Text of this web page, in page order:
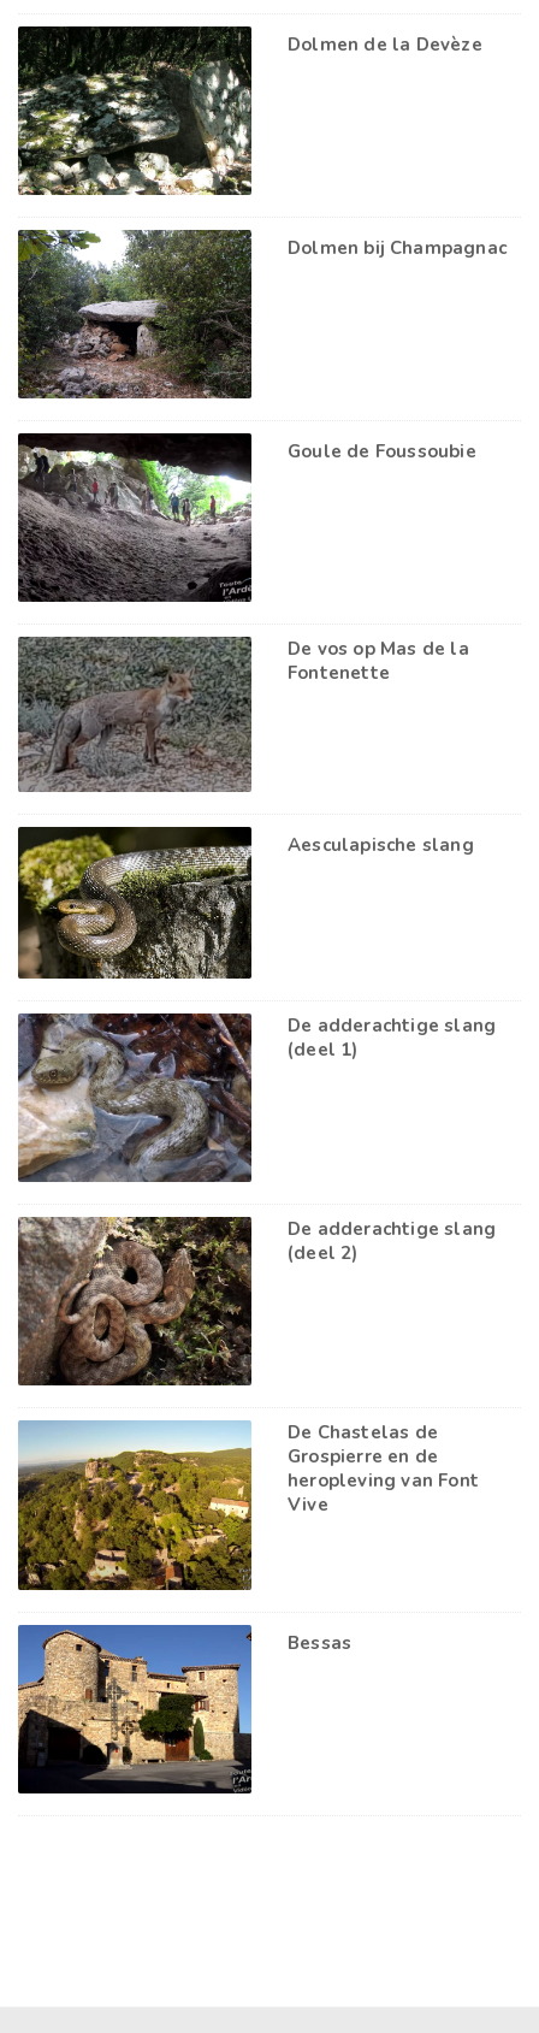
Dolmen de la Devèze
Dolmen bij Champagnac
Goule de Foussoubie
De vos op Mas de la
Fontenette
Aesculapische slang
De adderachtige slang
(deel 1)
De adderachtige slang
(deel 2)
De Chastelas de
Grospierre en de
heropleving van Font
Vive
Bessas